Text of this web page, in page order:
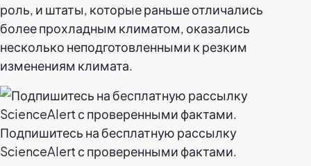
роль, и штаты, которые раньше отличались
более прохладным климатом, оказались
несколько неподготовленными к резким
изменениям климата.
Подпишитесь на бесплатную рассылку
ScienceAlert с проверенными фактами.